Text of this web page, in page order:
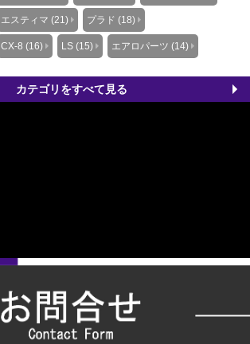
エスティマ (21) プラド (18)
CX-8 (16) LS (15) エアロパーツ (14)
カテゴリをすべて見る